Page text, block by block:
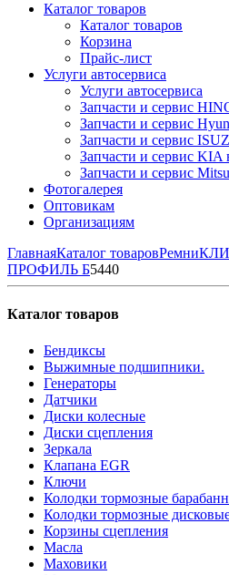
Каталог товаров
Каталог товаров
Корзина
Прайс-лист
Услуги автосервиса
Услуги автосервиса
Запчасти и сервис
Запчасти и сервис
Запчасти и сервис
Запчасти и сервис KIA
Запчасти и сервис
Фотогалерея
Оптовикам
Организациям
ГлавнаяКаталог товаровРемни
ПРОФИЛЬ Б5440
Каталог товаров
Бендиксы
Выжимные подшипники.
Генераторы
Датчики
Диски колесные
Диски сцепления
Зеркала
Клапана EGR
Ключи
Колодки тормозные
Колодки тормозные
Корзины сцепления
Масла
Маховики